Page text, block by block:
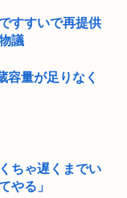
すすいで再提供
議
容量が足りなく
ちゃ遅くまでい
やる」